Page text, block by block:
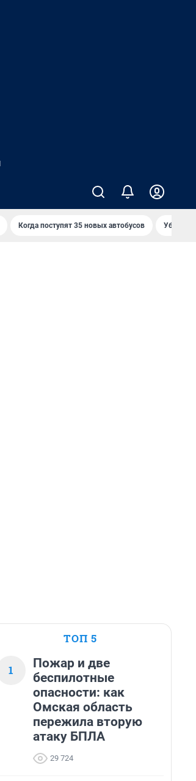
Когда поступят 35 новых автобусов Убийца
ТОП 5
1
Пожар и две
беспилотные
опасности: как
Омская область
пережила вторую
атаку БПЛА
29 724